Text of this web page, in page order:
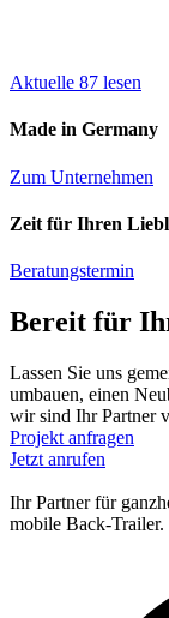
Aktuelle 87 lesen
Made in Germany
Zum Unternehmen
Zeit für Ihren
Beratungstermin
Bereit für
Lassen Sie uns
umbauen, einen
wir sind Ihr Partner
Projekt anfragen
Jetzt anrufen
Ihr Partner für
mobile Back-